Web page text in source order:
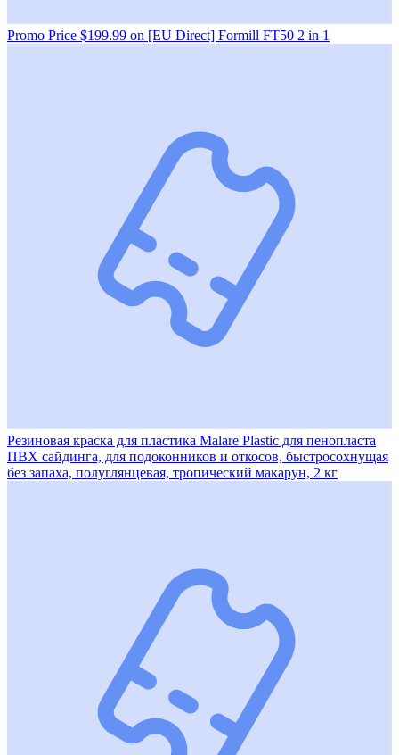
Promo Price $199.99 on [EU Direct] Formill FT50 2 in 1
Резиновая краска для пластика Malare Plastic для пенопласта
ПВХ сайдинга, для подоконников и откосов, быстросохнущая
без запаха, полуглянцевая, тропический макарун, 2 кг